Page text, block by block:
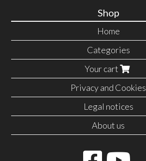
Shop
Home
Categories
Your cart
Privacy and Cookies
Legal notices
About us